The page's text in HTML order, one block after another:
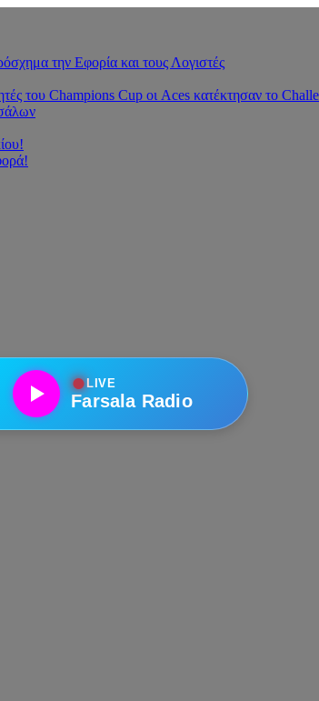
την Εφορία και τους Λογιστές
Champions Cup οι Aces κατέκτησαν το
●LIVE
Farsala Radio